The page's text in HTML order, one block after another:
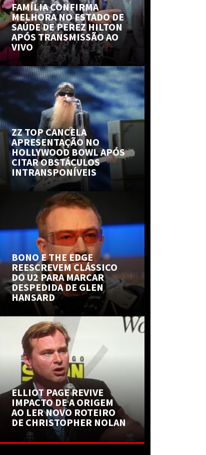
FAMÍLIA CONFIRMA
MELHORA NO ESTADO DE
SAÚDE DE PEREZ HILTON
APÓS TRANSMISSÃO AO
VIVO
ZZ TOP CANCELA
APRESENTAÇÃO NO
HOLLYWOOD BOWL APÓS
CITAR OBSTÁCULOS
INTRANSPONÍVEIS
BONO E THE EDGE
REESCREVEM CLÁSSICO
DO U2 PARA MARCAR
DESPEDIDA DE GLEN
HANSARD
ELLIOT PAGE REVIVE
IMPACTO DE A ORIGEM
AO LER NOVO ROTEIRO
DE CHRISTOPHER NOLAN